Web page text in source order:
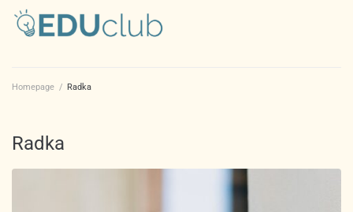
Homepage / Radka
Radka